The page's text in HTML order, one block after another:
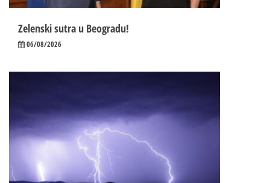
Zelenski sutra u Beogradu!
06/08/2026